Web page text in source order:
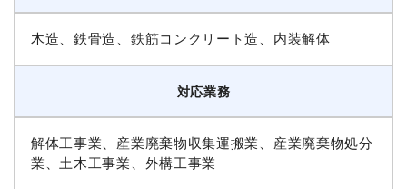
木造、鉄骨造、鉄筋コンクリート造、内装解体
対応業務
解体工事業、産業廃棄物収集運搬業、産業廃棄物処分
業、土木工事業、外構工事業